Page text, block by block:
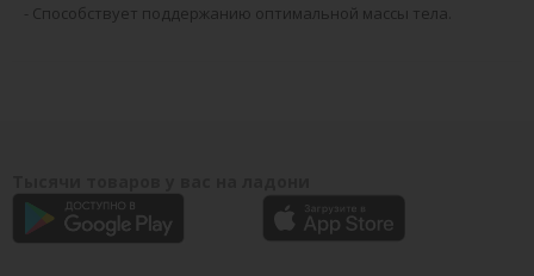
- Способствует поддержанию оптимальной массы тела.